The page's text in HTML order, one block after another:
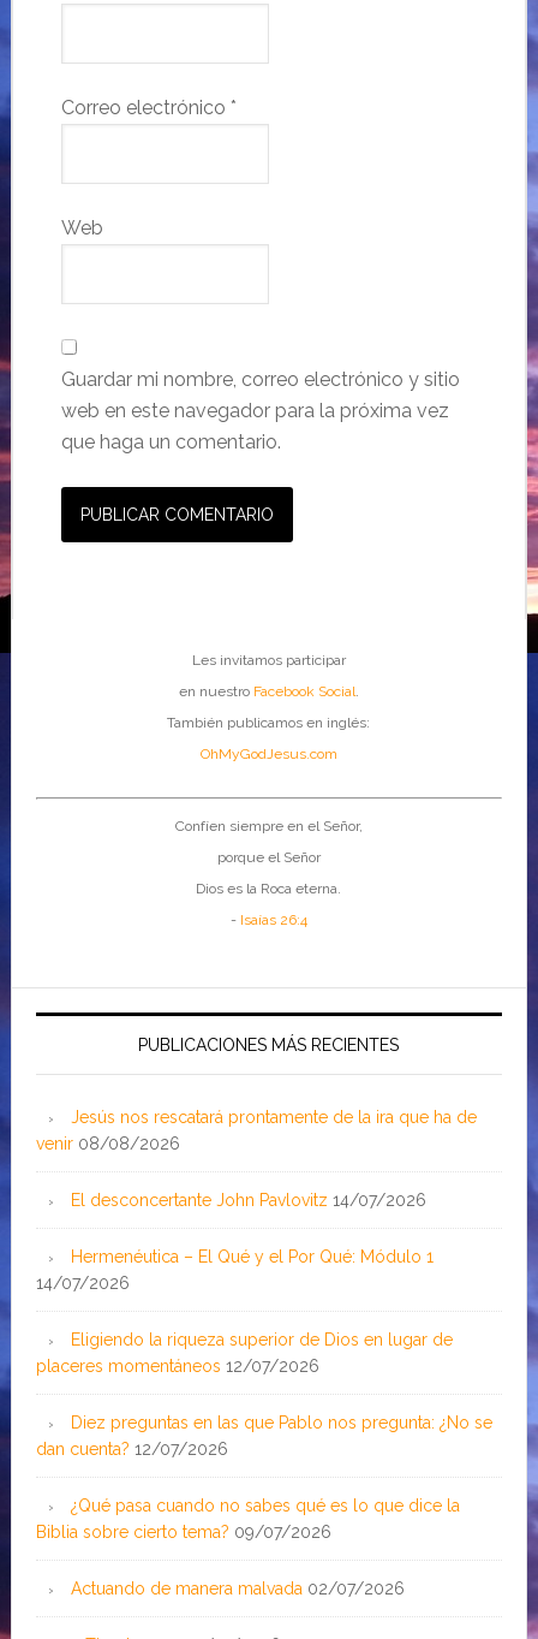
Correo electrónico *
Web
Guardar mi nombre, correo electrónico y sitio
web en este navegador para la próxima vez
que haga un comentario.
Les invitamos participar
en nuestro Facebook Social.
También publicamos en inglés:
OhMyGodJesus.com
Confíen siempre en el Señor,
porque el Señor
Dios es la Roca eterna.
- Isaías 26:4
PUBLICACIONES MÁS RECIENTES
Jesús nos rescatará prontamente de la ira que ha de
venir 08/08/2026
El desconcertante John Pavlovitz 14/07/2026
Hermenéutica – El Qué y el Por Qué: Módulo 1
14/07/2026
Eligiendo la riqueza superior de Dios en lugar de
placeres momentáneos 12/07/2026
Diez preguntas en las que Pablo nos pregunta: ¿No se
dan cuenta? 12/07/2026
¿Qué pasa cuando no sabes qué es lo que dice la
Biblia sobre cierto tema? 09/07/2026
Actuando de manera malvada 02/07/2026